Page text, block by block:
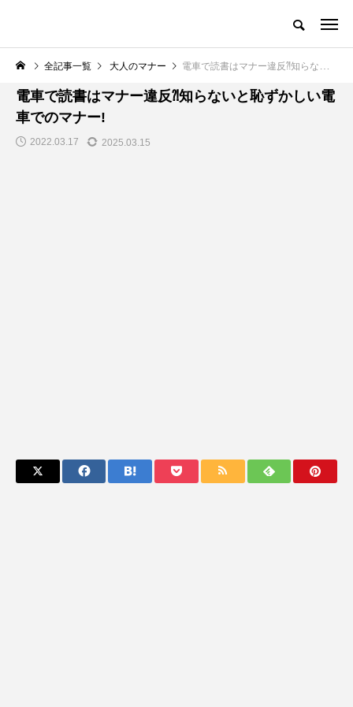
全記事一覧 大人のマナー 電車で読書はマナー違反⁈知らないと恥ずかしい電車でのマナー!
大人のマナー
電車で読書はマナー違反⁈知らないと恥ずかしい電
車でのマナー!
2022.03.17 2025.03.15